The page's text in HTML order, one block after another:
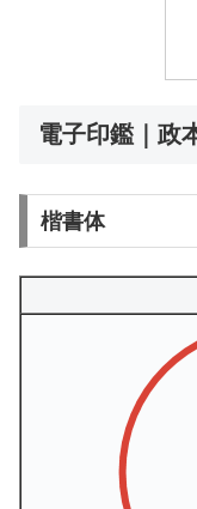
電子印鑑｜政
楷書体